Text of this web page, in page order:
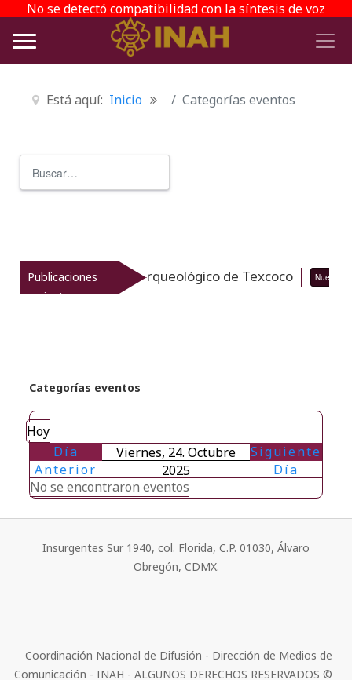
No se detectó compatibilidad con la síntesis de voz
Está aquí: Inicio Categorías eventos
Publicaciones
recientes
el patrimonio arqueológico de Texcoco Nuevo
Categorías eventos
Hoy
Día
Anterior
Viernes, 24. Octubre
2025
Siguiente
Día
No se encontraron eventos
Insurgentes Sur 1940, col. Florida, C.P. 01030, Álvaro
Obregón, CDMX.
Coordinación Nacional de Difusión - Dirección de Medios de
Comunicación - INAH - ALGUNOS DERECHOS RESERVADOS ©